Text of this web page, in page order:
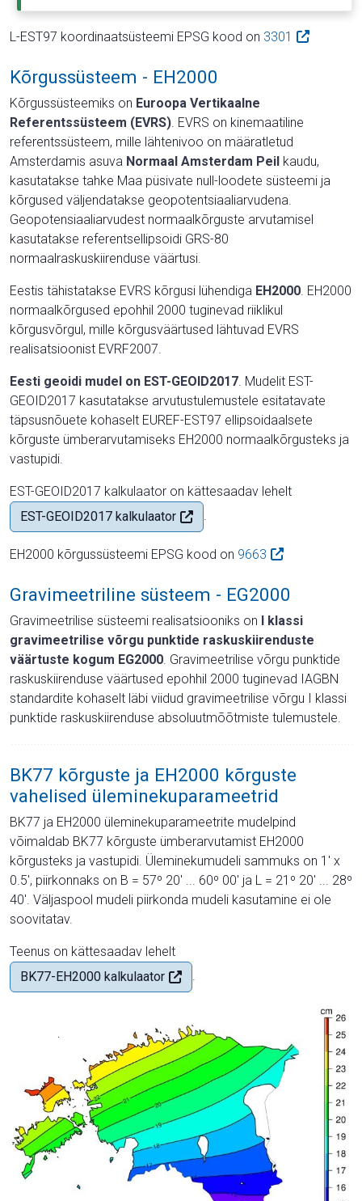
L-EST97 koordinaatsüsteemi EPSG kood on 3301
Kõrgussüsteem - EH2000
Kõrgussüsteemiks on Euroopa Vertikaalne
Referentssüsteem (EVRS). EVRS on kinemaatiline
referentssüsteem, mille lähtenivoo on määratletud
Amsterdamis asuva Normaal Amsterdam Peil kaudu,
kasutatakse tahke Maa püsivate null-loodete süsteemi ja
kõrgused väljendatakse geopotentsiaaliarvudena.
Geopotensiaaliarvudest normaalkõrguste arvutamisel
kasutatakse referentsellipsoidi GRS-80
normaalraskuskiirenduse väärtusi.
Eestis tähistatakse EVRS kõrgusi lühendiga EH2000. EH2000
normaalkõrgused epohhil 2000 tuginevad riiklikul
kõrgusvõrgul, mille kõrgusväärtused lähtuvad EVRS
realisatsioonist EVRF2007.
Eesti geoidi mudel on EST-GEOID2017. Mudelit EST-
GEOID2017 kasutatakse arvutustulemustele esitatavate
täpsusnõuete kohaselt EUREF-EST97 ellipsoidaalsete
kõrguste ümberarvutamiseks EH2000 normaalkõrgusteks ja
vastupidi.
EST-GEOID2017 kalkulaator on kättesaadav lehelt
EST-GEOID2017 kalkulaator
.
EH2000 kõrgussüsteemi EPSG kood on 9663
Gravimeetriline süsteem - EG2000
Gravimeetrilise süsteemi realisatsiooniks on I klassi
gravimeetrilise võrgu punktide raskuskiirenduste
väärtuste kogum EG2000. Gravimeetrilise võrgu punktide
raskuskiirenduse väärtused epohhil 2000 tuginevad IAGBN
standardite kohaselt läbi viidud gravimeetrilise võrgu I klassi
punktide raskuskiirenduse absoluutmõõtmiste tulemustele.
BK77 kõrguste ja EH2000 kõrguste
vahelised üleminekuparameetrid
BK77 ja EH2000 üleminekuparameetrite mudelpind
võimaldab BK77 kõrguste ümberarvutamist EH2000
kõrgusteks ja vastupidi. Üleminekumudeli sammuks on 1' x
0.5', piirkonnaks on B = 57º 20' ... 60º 00' ja L = 21º 20' ... 28º
40'. Väljaspool mudeli piirkonda mudeli kasutamine ei ole
soovitatav.
Teenus on kättesaadav lehelt
BK77-EH2000 kalkulaator
.